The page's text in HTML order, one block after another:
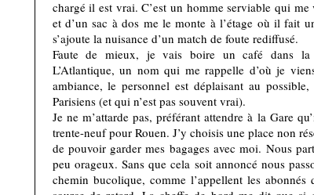
chargé il est vrai. C’est un homme serviable qui me
et d’un sac à dos me le monte à l’étage où il fait
s’ajoute la nuisance d’un match de foute rediffusé.
Faute de mieux, je vais boire un café dans
L’Atlantique, un nom qui me rappelle d’où je
ambiance, le personnel est déplaisant au
Parisiens (et qui n’est pas souvent vrai).
Je ne m’attarde pas, préférant attendre à la Gare
trente-neuf pour Rouen. J’y choisis une place non
de pouvoir garder mes bagages avec moi. Nous
peu orageux. Sans que cela soit annoncé nous
chemin bucolique, comme l’appellent les